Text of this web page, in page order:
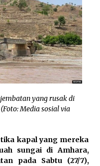
Tarik Investasi China di
Warga Setempat
Beras akan Turun
Kerukunan Hidup
yang rusak di
Media sosial via
kapal yang mereka
sungai di Amhara,
pada Sabtu (27/7),